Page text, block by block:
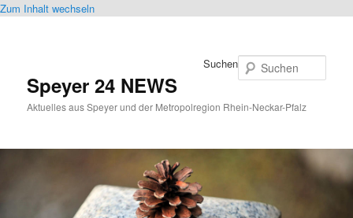
Zum Inhalt wechseln
Speyer 24 NEWS
Aktuelles aus Speyer und der Metropolregion Rhein-Neckar-Pfalz
Suchen